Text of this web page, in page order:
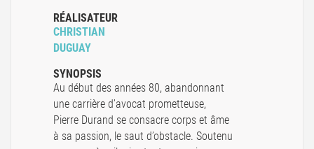
RÉALISATEUR
CHRISTIAN
DUGUAY
SYNOPSIS
Au début des années 80, abandonnant
une carrière d’avocat prometteuse,
Pierre Durand se consacre corps et âme
à sa passion, le saut d’obstacle. Soutenu